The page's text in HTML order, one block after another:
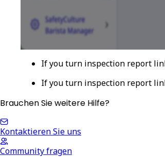
If you turn inspection report
If you turn inspection report
Brauchen Sie weitere Hilfe?
Kontaktieren Sie uns
Community fragen